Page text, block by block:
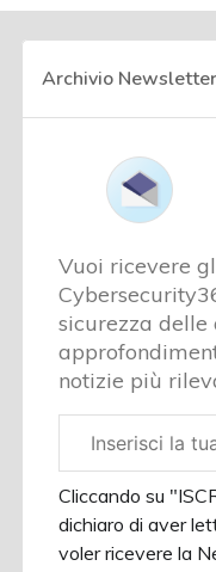
Archivio Newsletter
Vuoi ricevere
sicurezza delle
notizie più
aziendale
Cliccando su
dichiaro di aver
voler ricevere la